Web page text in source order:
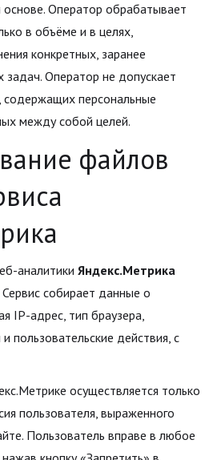
основе. Оператор обрабатывает
в объёме и в целях,
конкретных, заранее
Оператор не допускает
персональные
между собой целей.
файлов
аналитики Яндекс.Метрика
собирает данные о
IP-адрес, тип браузера,
пользовательские действия, с
осуществляется только
пользователя, выраженного
Пользователь вправе в любое